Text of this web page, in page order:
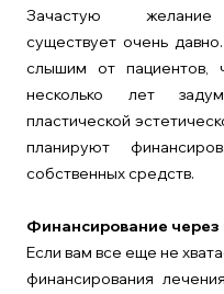
Зачастую
существует очень
слышим от пациентов,
несколько лет
пластической
планируют
собственных средств.
Финансирование через
Если вам все еще не
финансирования